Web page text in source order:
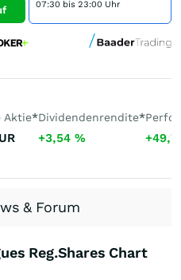
07:30 bis 23:00 Uhr
Aktie*Dividendenrendite*
+3,54 %
& Forum
Reg.Shares Chart